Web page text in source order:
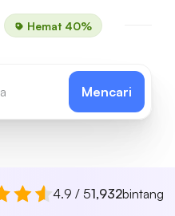
Hemat 40%
Mencari
4.9 / 51,932bintang